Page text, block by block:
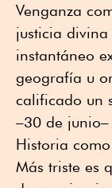
Venganza
justicia
instantáneo
geografía u
calificado un
–30 de
Historia como
Más triste es